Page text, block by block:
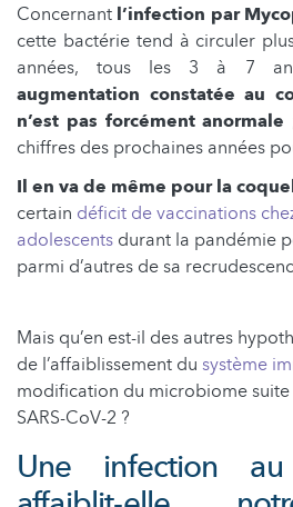
Concernant l’infection par
cette bactérie tend à circuler
années, tous les 3 à 7
augmentation constatée au
n’est pas forcément anormale
chiffres des prochaines années
Il en va de même pour la
certain déficit de vaccinations
adolescents durant la pandémie
parmi d’autres de sa
Mais qu’en est-il des autres
de l’affaiblissement du système
modification du microbiome
SARS-CoV-2 ?
Une infection au